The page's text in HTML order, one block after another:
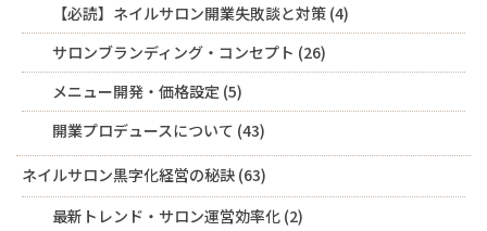
【必読】ネイルサロン開業失敗談と対策 (4)
サロンブランディング・コンセプト (26)
メニュー開発・価格設定 (5)
開業プロデュースについて (43)
ネイルサロン黒字化経営の秘訣 (63)
最新トレンド・サロン運営効率化 (2)